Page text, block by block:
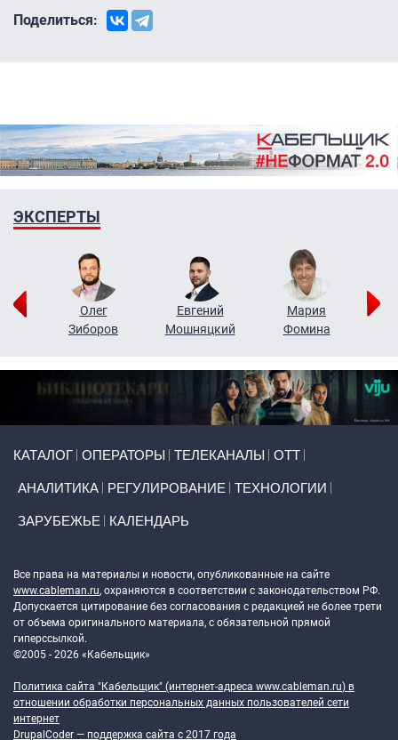
Поделиться:
ЭКСПЕРТЫ
Олег
Зиборов
Евгений
Мошняцкий
Мария
Фомина
КАТАЛОГ ОПЕРАТОРЫ ТЕЛЕКАНАЛЫ ОТТ
АНАЛИТИКА РЕГУЛИРОВАНИЕ ТЕХНОЛОГИИ
ЗАРУБЕЖЬЕ КАЛЕНДАРЬ
Все права на материалы и новости, опубликованные на сайте
www.cableman.ru, охраняются в соответствии с законодательством РФ.
Допускается цитирование без согласования с редакцией не более трети
от объема оригинального материала, с обязательной прямой
гиперссылкой.
©2005 - 2026 «Кабельщик»
Политика сайта "Кабельщик" (интернет-адреса www.cableman.ru) в
отношении обработки персональных данных пользователей сети
интернет
DrupalCoder — поддержка сайта c 2017 года